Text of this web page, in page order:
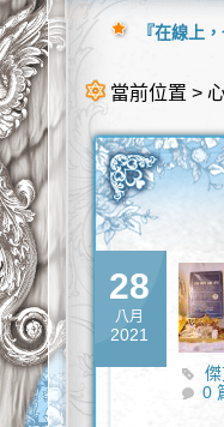
當前位置 >
28
八月
2021
0
『在線上